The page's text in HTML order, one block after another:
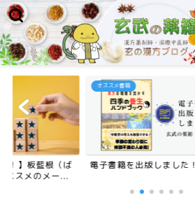
！】板藍根（ば
ススメのメー...
オススメ書籍
電子書籍を出版しました！